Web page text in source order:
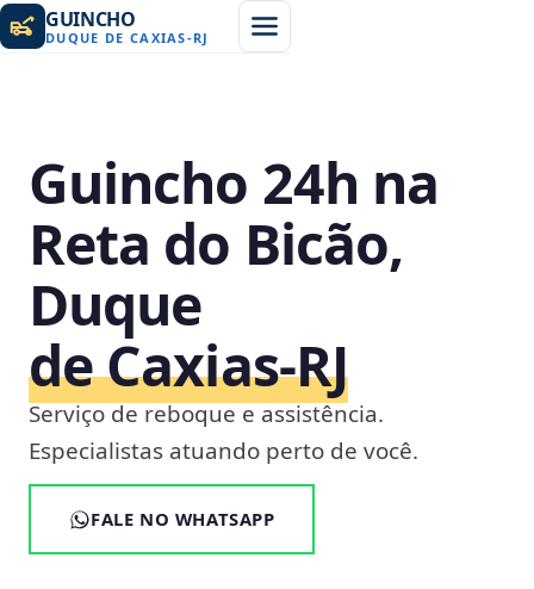
GUINCHO
DUQUE DE CAXIAS-RJ
Guincho 24h na
Reta do Bicão,
Duque
de Caxias‑RJ
Serviço de reboque e assistência.
Especialistas atuando perto de você.
FALE NO WHATSAPP